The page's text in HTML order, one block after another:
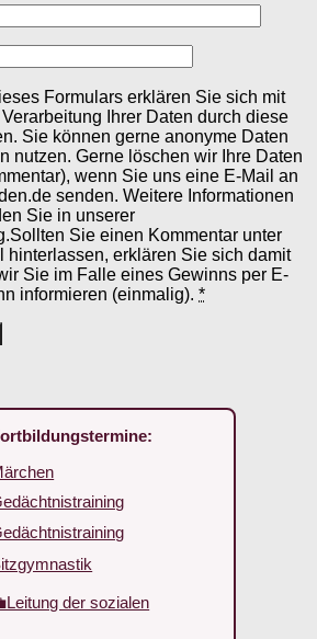
Formulars erklären Sie sich mit
Ihrer Daten durch diese
Sie können gerne anonyme Daten
nutzen. Gerne löschen wir Ihre Daten
wenn Sie uns eine E-Mail an
senden. Weitere Informationen
Sie in unserer
Sie einen Kommentar unter
hinterlassen, erklären Sie sich damit
Sie im Falle eines Gewinns per E-
informieren (einmalig). *
der sozialen